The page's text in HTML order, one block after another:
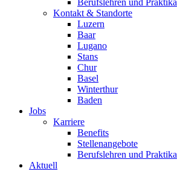
Berufslehren und Praktika
Kontakt & Standorte
Luzern
Baar
Lugano
Stans
Chur
Basel
Winterthur
Baden
Jobs
Karriere
Benefits
Stellenangebote
Berufslehren und Praktika
Aktuell